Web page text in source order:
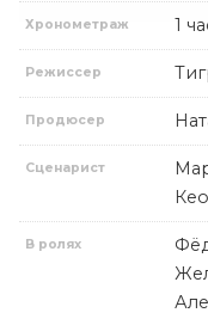
Хронометраж 1
Режиссер
Продюсер
Сценарист
В ролях